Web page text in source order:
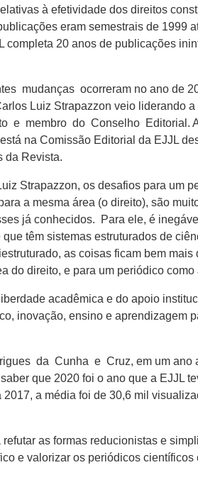
à efetividade dos direitos
eram semestrais de 1999
20 anos de publicações
mudanças ocorreram no ano de
Luiz Strapazzon veio liderando a
e membro do Conselho Editorial.
na Comissão Editorial da EJJL
da Revista.
Strapazzon, os desafios para um
a mesma área (o direito), são
já conhecidos. Para ele, é
têm sistemas estruturados de
as coisas ficam bem
do direito, e para um periódico
acadêmica e do apoio
inovação, ensino e
da Cunha e Cruz, em um ano
que 2020 foi o ano que a EJJL
a média foi de 30,6 mil
as formas reducionistas e
e valorizar os periódicos